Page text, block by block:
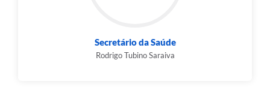
Secretário da Saúde
Rodrigo Tubino Saraiva